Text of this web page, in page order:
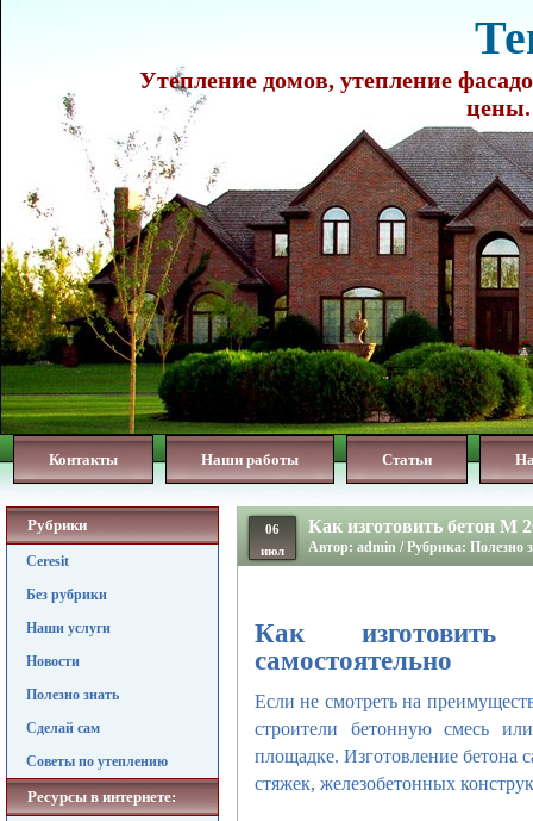
Утепление домов, утепление
цены.
Контакты Наши работы Статьи
Рубрики
Ceresit
Без рубрики
Наши услуги
Новости
Полезно знать
Сделай сам
Советы по утеплению
Ресурсы в интернете:
06
июл
Как изготовить бетон М
Автор: admin / Рубрика: Полезно
Как
самостоятельно
Если не смотреть на
строители бетонную смесь
площадке. Изготовление бетона
стяжек, железобетонных